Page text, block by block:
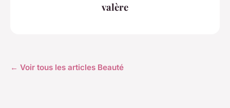
valère
← Voir tous les articles Beauté